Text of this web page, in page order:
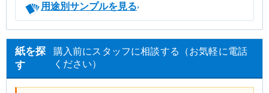
用途別サンプルを見る›
紙を探
す
購入前にスタッフに相談する（お気軽に電話
ください）